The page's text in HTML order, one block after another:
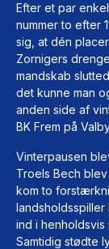
Efter et par
nummer to efter
sig, at dén
Zornigers
mandskab
det kunne man
anden side af
BK Frem på
Vinterpausen
Troels Bech
kom to
landsholdsspiller
ind i
Samtidig stødte